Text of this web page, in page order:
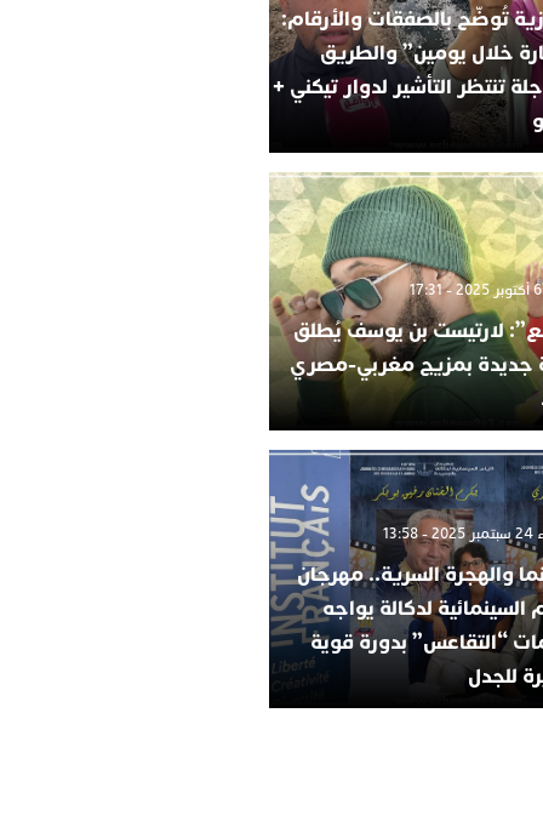
تُوضّح بالصفقات والأرقام:
خلال يومين” والطريق
تنتظر التأشير لدوار تيكني +
لارتيست بن يوسف يُطلق
جديدة بمزيج مغربي-مصري
والهجرة السرية.. مهرجان
السينمائية لدكالة يواجه
“التقاعس” بدورة قوية
للجدل